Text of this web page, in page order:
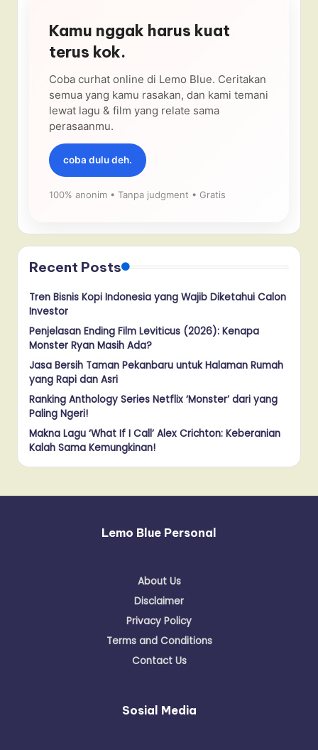
Kamu nggak harus kuat
terus kok.
Coba curhat online di Lemo Blue. Ceritakan
semua yang kamu rasakan, dan kami temani
lewat lagu & film yang relate sama
perasaanmu.
coba dulu deh.
100% anonim • Tanpa judgment • Gratis
Recent Posts
Tren Bisnis Kopi Indonesia yang Wajib Diketahui Calon
Investor
Penjelasan Ending Film Leviticus (2026): Kenapa
Monster Ryan Masih Ada?
Jasa Bersih Taman Pekanbaru untuk Halaman Rumah
yang Rapi dan Asri
Ranking Anthology Series Netflix ‘Monster’ dari yang
Paling Ngeri!
Makna Lagu ‘What If I Call’ Alex Crichton: Keberanian
Kalah Sama Kemungkinan!
Lemo Blue Personal
About Us
Disclaimer
Privacy Policy
Terms and Conditions
Contact Us
Sosial Media